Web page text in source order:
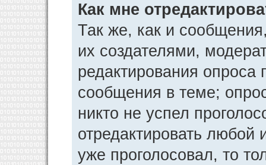
Как мне
Так же, как и
их создателями,
редактирования опроса
сообщения в теме;
никто не успел
отредактировать любой
уже проголосовал, то